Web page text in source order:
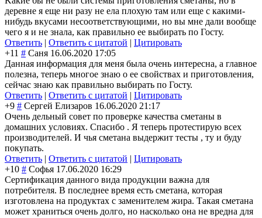
деревне я еще ни разу не ела плохую там или еще с какими-
нибудь вкусами несоответствующими, но вы мне дали вообще
чего я и не знала, как правильно ее выбирать по Госту.
Ответить | Ответить с цитатой | Цитировать
+11 # Саня 16.06.2020 17:05
Данная информация для меня была очень интересна, а главное
полезна, теперь многое знаю о ее свойствах и приготовления,
сейчас знаю как правильно выбирать по Госту.
Ответить | Ответить с цитатой | Цитировать
+9 # Сергей Елизаров 16.06.2020 21:17
Очень дельный совет по проверке качества сметаны в
домашних условиях. Спасибо . Я теперь протестирую всех
производителей. И чья сметана выдержит тесты , ту и буду
покупать.
Ответить | Ответить с цитатой | Цитировать
+10 # Софья 17.06.2020 16:29
Сертификация данного вида продукции важна для
потребителя. В последнее время есть сметана, которая
изготовлена на продуктах с заменителем жира. Такая сметана
может храниться очень долго, но насколько она не вредна для